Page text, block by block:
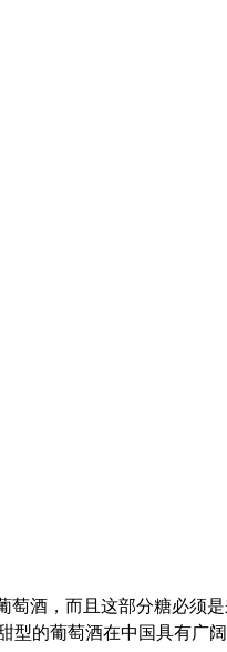
萄酒，而且这部分糖必
型的葡萄酒在中国具有广